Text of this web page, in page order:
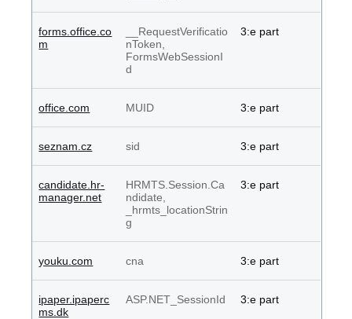
forms.office.co
m
__RequestVerificatio
nToken,
FormsWebSessionI
d
3:e part
office.com MUID 3:e part
seznam.cz sid 3:e part
candidate.hr-
manager.net
HRMTS.Session.Ca
ndidate,
_hrmts_locationStrin
g
3:e part
youku.com cna 3:e part
ipaper.ipaperc
ms.dk
ASP.NET_SessionId 3:e part